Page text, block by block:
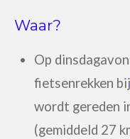
Waar?
Op
fietsenrekken bij
wordt gereden
(gemiddeld 27